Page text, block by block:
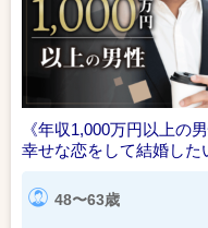
《年収1,000万円以上の男
幸せな恋をして結婚した
48〜63歳